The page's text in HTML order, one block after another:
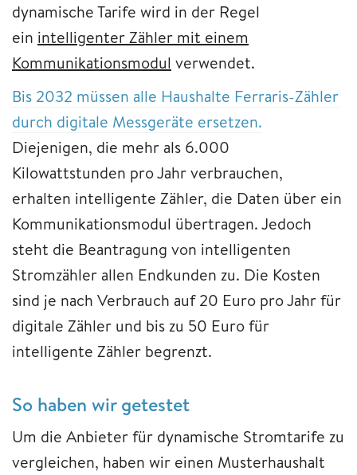
dynamische Tarife wird in der Regel
ein intelligenter Zähler mit einem
Kommunikationsmodul verwendet.
Bis 2032 müssen alle Haushalte Ferraris-Zähler
durch digitale Messgeräte ersetzen.
Diejenigen, die mehr als 6.000
Kilowattstunden pro Jahr verbrauchen,
erhalten intelligente Zähler, die Daten über ein
Kommunikationsmodul übertragen. Jedoch
steht die Beantragung von intelligenten
Stromzähler allen Endkunden zu. Die Kosten
sind je nach Verbrauch auf 20 Euro pro Jahr für
digitale Zähler und bis zu 50 Euro für
intelligente Zähler begrenzt.
So haben wir getestet
Um die Anbieter für dynamische Stromtarife zu
vergleichen, haben wir einen Musterhaushalt